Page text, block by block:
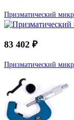
Призматический
83 402 ₽
Призматический